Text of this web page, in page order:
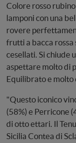
Colore rosso
lamponi con una
rovere
frutti a bacca rossa
cesellati. Si chiude
aspettare molto di
Equilibrato e molto
"Questo iconico
(58%) e Perricone
di otto ettari. Il
Sicilia Contea di